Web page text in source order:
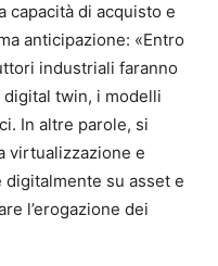
capacità di acquisto e
anticipazione: «Entro
industriali faranno
twin, i modelli
In altre parole, si
virtualizzazione e
digitalmente su asset e
l’erogazione dei